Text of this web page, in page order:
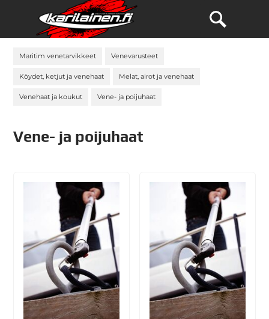
Maritim venetarvikkeet Venevarusteet
Köydet, ketjut ja venehaat Melat, airot ja venehaat
Venehaat ja koukut Vene- ja poijuhaat
Vene- ja poijuhaat